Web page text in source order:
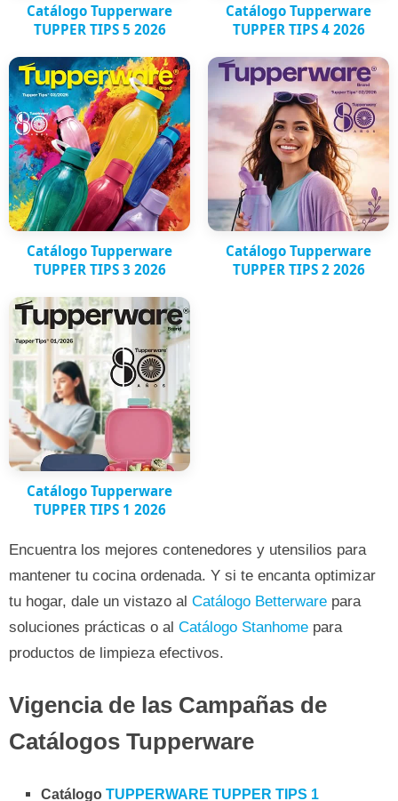
Catálogo Tupperware
TUPPER TIPS 5 2026
Catálogo Tupperware
TUPPER TIPS 4 2026
Catálogo Tupperware
TUPPER TIPS 3 2026
Catálogo Tupperware
TUPPER TIPS 2 2026
Catálogo Tupperware
TUPPER TIPS 1 2026
Encuentra los mejores contenedores y utensilios para
mantener tu cocina ordenada. Y si te encanta optimizar
tu hogar, dale un vistazo al Catálogo Betterware para
soluciones prácticas o al Catálogo Stanhome para
productos de limpieza efectivos.
Vigencia de las Campañas de
Catálogos Tupperware
Catálogo TUPPERWARE TUPPER TIPS 1